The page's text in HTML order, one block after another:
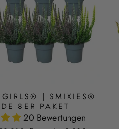
GIRLS® | SMIXIES®
8ER PAKET
20 Bewertungen